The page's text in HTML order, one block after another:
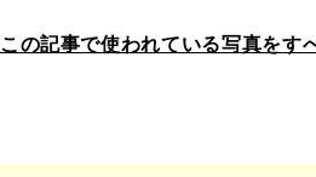
この記事で使われている写真をす